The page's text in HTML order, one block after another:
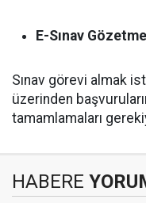
E-Sınav
Sınav görevi almak
üzerinden
tamamlamaları
HABERE